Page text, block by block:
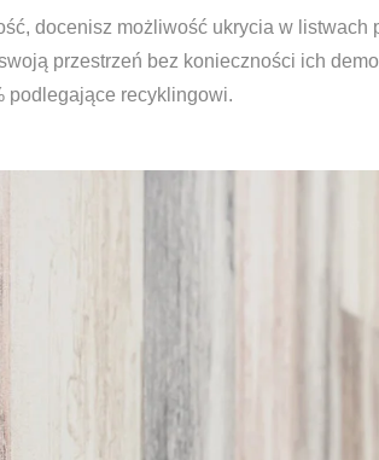
docenisz możliwość ukrycia w
przestrzeń bez konieczności ich
podlegające recyklingowi.